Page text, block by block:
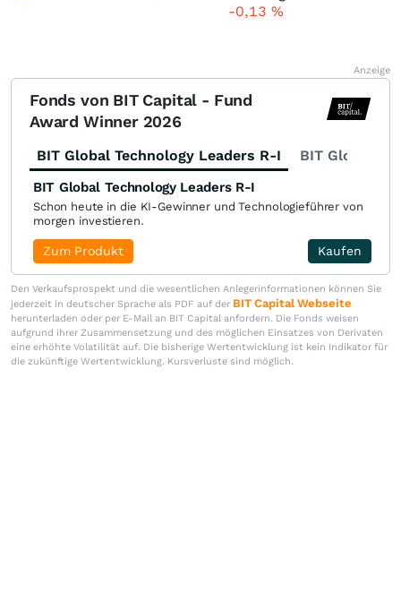
-0,13 %
Anzeige
Fonds von BIT Capital - Fund
Award Winner 2026
BIT Global Technology Leaders R-I BIT Global
BIT Global Technology Leaders R-I
Schon heute in die KI-Gewinner und Technologieführer von
morgen investieren.
Kaufen
Zum Produkt
Den Verkaufsprospekt und die wesentlichen Anlegerinformationen können Sie
jederzeit in deutscher Sprache als PDF auf der BIT Capital Webseite
herunterladen oder per E-Mail an BIT Capital anfordern. Die Fonds weisen
aufgrund ihrer Zusammensetzung und des möglichen Einsatzes von Derivaten
eine erhöhte Volatilität auf. Die bisherige Wertentwicklung ist kein Indikator für
die zukünftige Wertentwicklung. Kursverluste sind möglich.